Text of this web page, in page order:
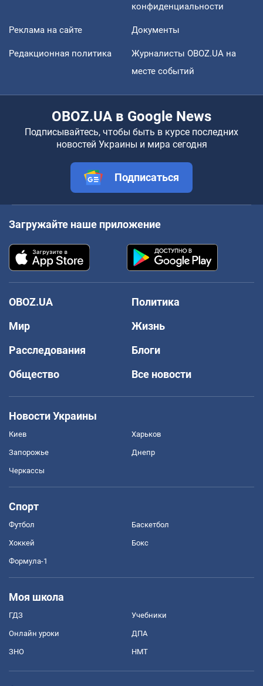
конфиденциальности
Реклама на сайте Документы
Редакционная политика
Журналисты OBOZ.UA на
месте событий
OBOZ.UA в Google News
Подписывайтесь, чтобы быть в курсе последних
новостей Украины и мира сегодня
Подписаться
Загружайте наше приложение
OBOZ.UA
Политика
Мир
Жизнь
Расследования
Блоги
Общество
Все новости
Новости Украины
Киев Харьков
Запорожье Днепр
Черкассы
Спорт
Футбол Баскетбол
Хоккей Бокс
Формула-1
Моя школа
ГДЗ Учебники
Онлайн уроки ДПА
ЗНО НМТ